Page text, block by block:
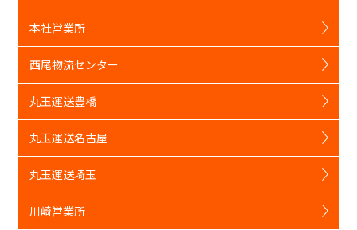
本社営業所
西尾物流センター
丸玉運送豊橋
丸玉運送名古屋
丸玉運送埼玉
川崎営業所